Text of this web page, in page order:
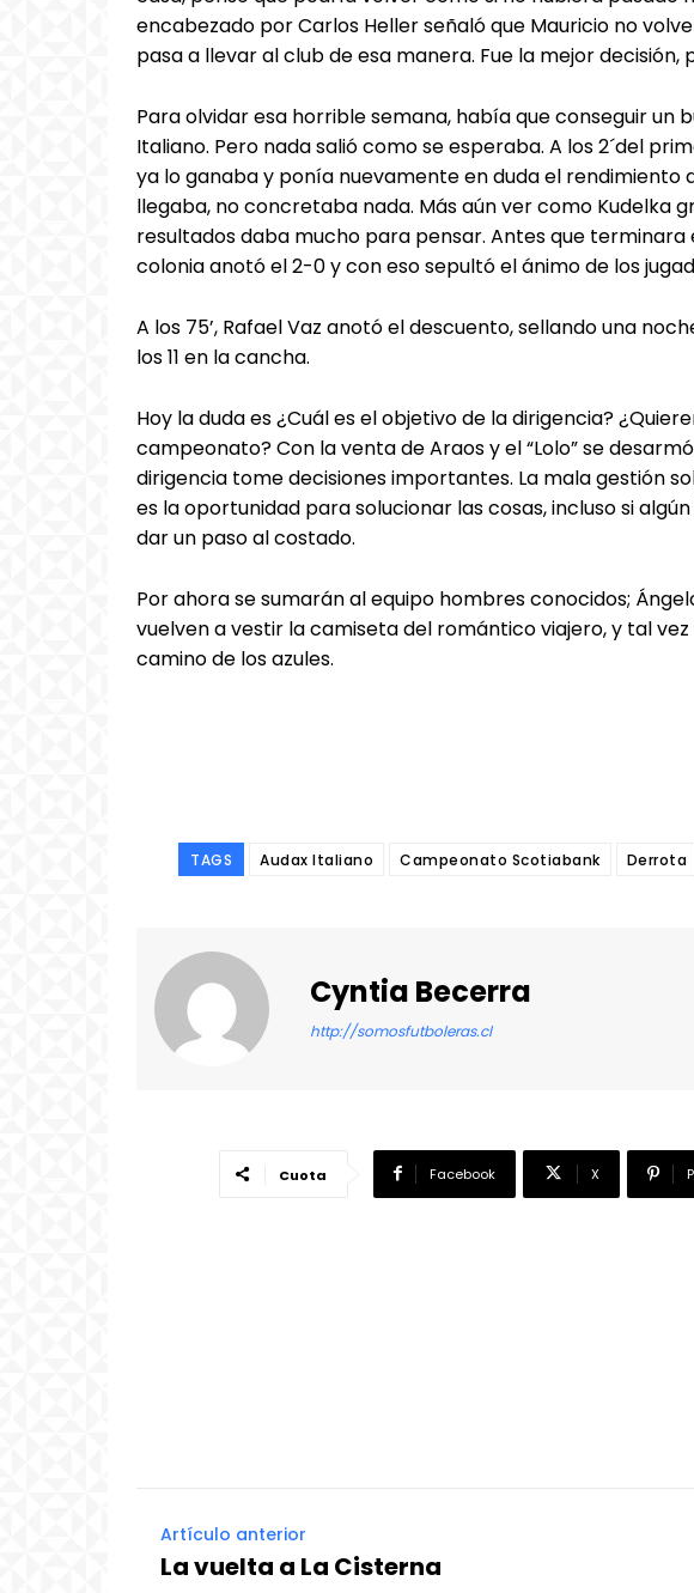
encabezado por Carlos Heller señaló que Mauricio no
pasa a llevar al club de esa manera. Fue la mejor decisión,
Para olvidar esa horrible semana, había que conseguir un
Italiano. Pero nada salió como se esperaba. A los 2´del
ya lo ganaba y ponía nuevamente en duda el rendimiento
llegaba, no concretaba nada. Más aún ver como Kudelka
resultados daba mucho para pensar. Antes que
colonia anotó el 2-0 y con eso sepultó el ánimo de los
A los 75’, Rafael Vaz anotó el descuento, sellando una
los 11 en la cancha.
Hoy la duda es ¿Cuál es el objetivo de la dirigencia?
campeonato? Con la venta de Araos y el “Lolo” se
dirigencia tome decisiones importantes. La mala gestión
es la oportunidad para solucionar las cosas, incluso si
dar un paso al costado.
Por ahora se sumarán al equipo hombres conocidos;
vuelven a vestir la camiseta del romántico viajero, y tal
camino de los azules.
TAGS Audax Italiano Campeonato Scotiabank Derrota
Cyntia Becerra
http://somosfutboleras.cl
Cuota Facebook X
Artículo anterior
La vuelta a La Cisterna